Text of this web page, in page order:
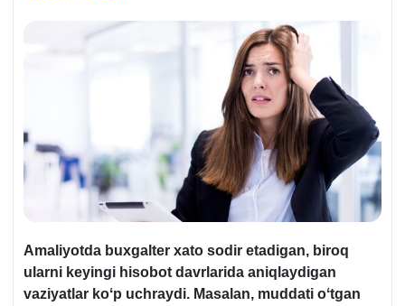
Amaliyotda buхgalter хato sodir etadigan, biroq
ularni keyingi hisobot davrlarida aniqlaydigan
vaziyatlar koʻp uchraydi. Masalan, muddati oʻtgan